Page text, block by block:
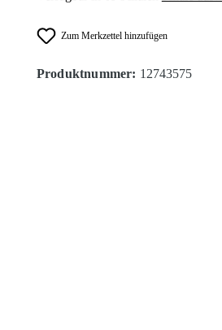
Zum Merkzettel hinzufügen
Produktnummer: 12743575